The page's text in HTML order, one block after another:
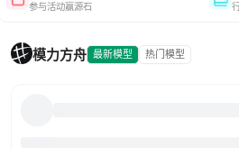
参与活动赢源石
模力方舟 最新模型 热门模型